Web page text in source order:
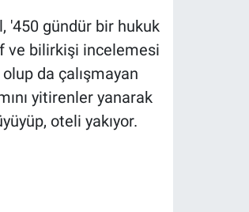
'450 gündür bir hukuk
ve bilirkişi incelemesi
olup da çalışmayan
yitirenler yanarak
oteli yakıyor.